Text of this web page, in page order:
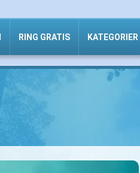
RING GRATIS KATEGORIER